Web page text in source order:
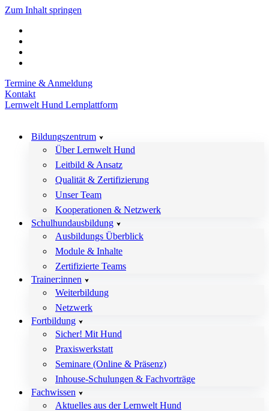
Zum Inhalt springen
Termine & Anmeldung
Kontakt
Lernwelt Hund Lernplattform
Bildungszentrum
Über Lernwelt Hund
Leitbild & Ansatz
Qualität & Zertifizierung
Unser Team
Kooperationen & Netzwerk
Schulhundausbildung
Ausbildungs Überblick
Module & Inhalte
Zertifizierte Teams
Trainer:innen
Weiterbildung
Netzwerk
Fortbildung
Sicher! Mit Hund
Praxiswerkstatt
Seminare (Online & Präsenz)
Inhouse-Schulungen & Fachvorträge
Fachwissen
Aktuelles aus der Lernwelt Hund